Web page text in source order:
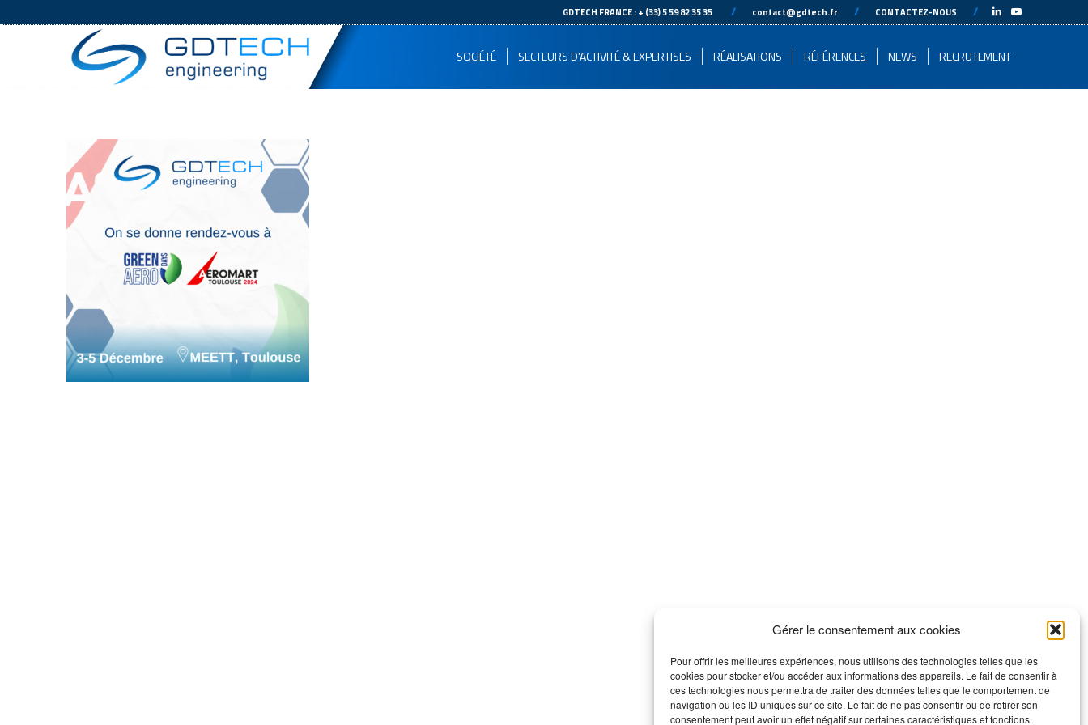
Gérer le consentement aux cookies
Pour offrir les meilleures expériences, nous utilisons des technologies telles que les
cookies pour stocker et/ou accéder aux informations des appareils. Le fait de consentir à
ces technologies nous permettra de traiter des données telles que le comportement de
navigation ou les ID uniques sur ce site. Le fait de ne pas consentir ou de retirer son
consentement peut avoir un effet négatif sur certaines caractéristiques et fonctions.
GDTECH FRANCE : + (33) 5 59 82 35 35 // contact@gdtech.fr // CONTACTEZ-NOUS //
SOCIÉTÉ SECTEURS D’ACTIVITÉ & EXPERTISES RÉALISATIONS RÉFÉRENCES NEWS RECRUTEMENT